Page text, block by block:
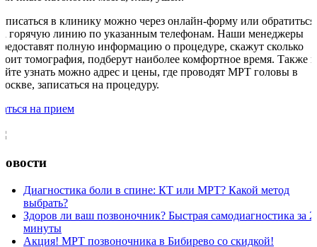
в клинику можно через онлайн-форму или обратиться
горячую линию по указанным телефонам. Наши менеджеры
полную информацию о процедуре, скажут сколько
томография, подберут наиболее комфортное время. Также
узнать можно адрес и цены, где проводят МРТ головы в
записаться на процедуру.
на прием
Диагностика боли в спине: КТ или МРТ? Какой метод
выбрать?
Здоров ли ваш позвоночник? Быстрая самодиагностика за 2
минуты
Акция! МРТ позвоночника в Бибирево со скидкой!